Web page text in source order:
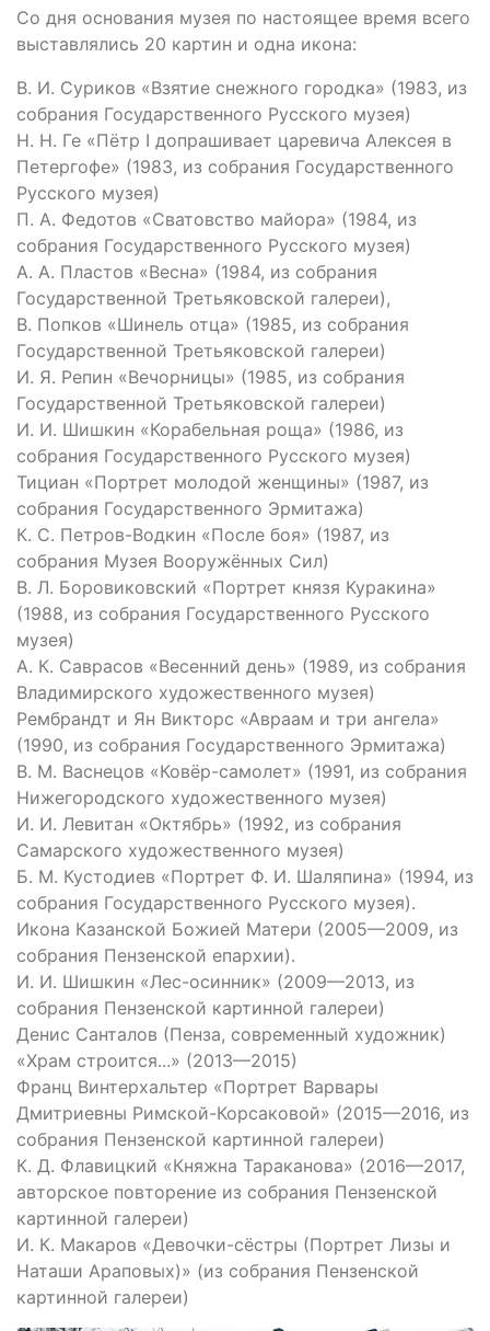
Со дня основания музея по настоящее время всего
выставлялись 20 картин и одна икона:
В. И. Суриков «Взятие снежного городка» (1983, из
собрания Государственного Русского музея)
Н. Н. Ге «Пётр I допрашивает царевича Алексея в
Петергофе» (1983, из собрания Государственного
Русского музея)
П. А. Федотов «Сватовство майора» (1984, из
собрания Государственного Русского музея)
А. А. Пластов «Весна» (1984, из собрания
Государственной Третьяковской галереи),
В. Попков «Шинель отца» (1985, из собрания
Государственной Третьяковской галереи)
И. Я. Репин «Вечорницы» (1985, из собрания
Государственной Третьяковской галереи)
И. И. Шишкин «Корабельная роща» (1986, из
собрания Государственного Русского музея)
Тициан «Портрет молодой женщины» (1987, из
собрания Государственного Эрмитажа)
К. С. Петров-Водкин «После боя» (1987, из
собрания Музея Вооружённых Сил)
В. Л. Боровиковский «Портрет князя Куракина»
(1988, из собрания Государственного Русского
музея)
А. К. Саврасов «Весенний день» (1989, из собрания
Владимирского художественного музея)
Рембрандт и Ян Викторс «Авраам и три ангела»
(1990, из собрания Государственного Эрмитажа)
В. М. Васнецов «Ковёр-самолет» (1991, из собрания
Нижегородского художественного музея)
И. И. Левитан «Октябрь» (1992, из собрания
Самарского художественного музея)
Б. М. Кустодиев «Портрет Ф. И. Шаляпина» (1994, из
собрания Государственного Русского музея).
Икона Казанской Божией Матери (2005—2009, из
собрания Пензенской епархии).
И. И. Шишкин «Лес-осинник» (2009—2013, из
собрания Пензенской картинной галереи)
Денис Санталов (Пенза, современный художник)
«Храм строится...» (2013—2015)
Франц Винтерхальтер «Портрет Варвары
Дмитриевны Римской-Корсаковой» (2015—2016, из
собрания Пензенской картинной галереи)
К. Д. Флавицкий «Княжна Тараканова» (2016—2017,
авторское повторение из собрания Пензенской
картинной галереи)
И. К. Макаров «Девочки-сёстры (Портрет Лизы и
Наташи Араповых)» (из собрания Пензенской
картинной галереи)